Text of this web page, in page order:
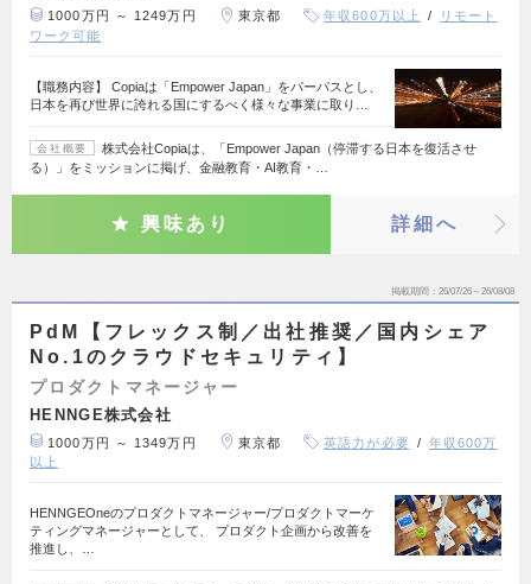
1000万円 ～ 1249万円 東京都 年収600万以上
リモート
ワーク可能
【職務内容】 Copiaは「Empower Japan」をパーパスとし、
日本を再び世界に誇れる国にするべく様々な事業に取り…
会社概要
株式会社Copiaは、「Empower Japan（停滞する日本を復活させ
る）」をミッションに掲げ、金融教育・AI教育・…
興味あり 詳細へ
掲載期間 26/07/26～26/08/08
PdM【フレックス制／出社推奨／国内シェア
No.1のクラウドセキュリティ】
プロダクトマネージャー
HENNGE株式会社
1000万円 ～ 1349万円 東京都 英語力が必要
年収600万
以上
HENNGEOneのプロダクトマネージャー/プロダクトマーケ
ティングマネージャーとして、 プロダクト企画から改善を
推進し、…